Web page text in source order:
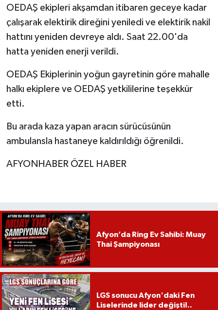
OEDAŞ ekipleri akşamdan itibaren geceye kadar
çalışarak elektirik direğini yeniledi ve elektirik nakil
hattını yeniden devreye aldı. Saat 22.00'da
hatta yeniden enerji verildi.
OEDAŞ Ekiplerinin yoğun gayretinin göre mahalle
halkı ekiplere ve OEDAŞ yetkililerine teşekkür
etti.
Bu arada kaza yapan aracın sürücüsünün
ambulansla hastaneye kaldırıldığı öğrenildi.
AFYONHABER ÖZEL HABER
Afyon’da Ring Ev Sahibi: Muay
Thai Şampiyonası
LGS sonucu Afyon'daki Fen
Liselerinde lider değişti!..